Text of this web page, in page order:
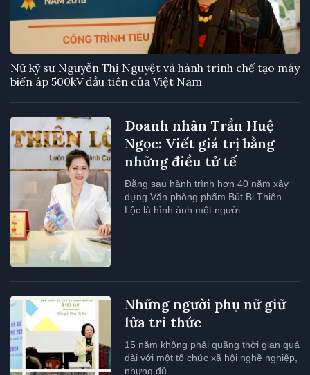
Nữ kỹ sư Nguyễn Thị Nguyệt và hành trình chế tạo máy
biến áp 500kV đầu tiên của Việt Nam
Doanh nhân Trần Huệ
Ngọc: Viết giá trị bằng
những điều tử tế
Đằng sau hành trình hơn 40 năm xây
dựng Văn phòng phẩm Bút Bi Thiên
Lộc là hình ảnh một người...
Những người phụ nữ giữ
lửa tri thức
15 năm không phải quãng thời gian quá
dài với một tổ chức xã hội nghề nghiệp,
nhưng đủ...